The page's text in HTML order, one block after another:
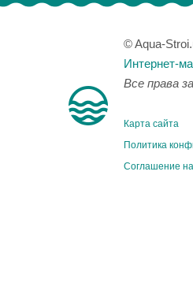
© Aqua-
Интернет-
Все права
Карта сайта
Политика
Соглашение